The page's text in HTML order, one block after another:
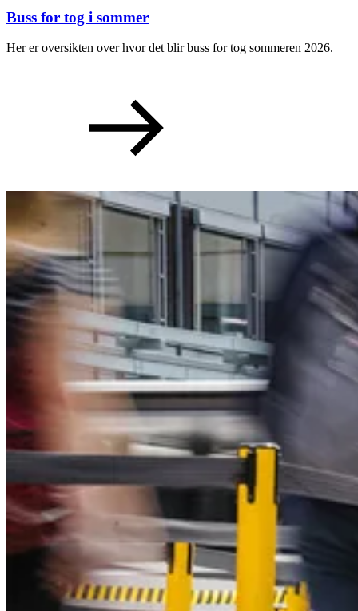
Buss for tog i sommer
Her er oversikten over hvor det blir buss for tog sommeren 2026.